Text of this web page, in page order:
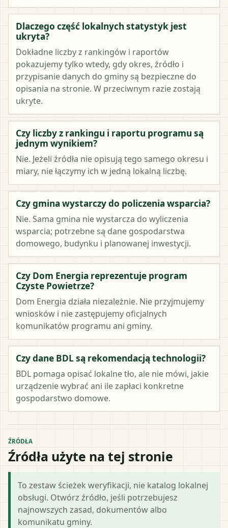
Dlaczego część lokalnych statystyk jest
ukryta?
Dokładne liczby z rankingów i raportów
pokazujemy tylko wtedy, gdy okres, źródło i
przypisanie danych do gminy są bezpieczne do
opisania na stronie. W przeciwnym razie zostają
ukryte.
Czy liczby z rankingu i raportu programu są
jednym wynikiem?
Nie. Jeżeli źródła nie opisują tego samego okresu i
miary, nie łączymy ich w jedną lokalną liczbę.
Czy gmina wystarczy do policzenia wsparcia?
Nie. Sama gmina nie wystarcza do wyliczenia
wsparcia; potrzebne są dane gospodarstwa
domowego, budynku i planowanej inwestycji.
Czy Dom Energia reprezentuje program
Czyste Powietrze?
Dom Energia działa niezależnie. Nie przyjmujemy
wniosków i nie zastępujemy oficjalnych
komunikatów programu ani gminy.
Czy dane BDL są rekomendacją technologii?
BDL pomaga opisać lokalne tło, ale nie mówi, jakie
urządzenie wybrać ani ile zapłaci konkretne
gospodarstwo domowe.
ŹRÓDŁA
Źródła użyte na tej stronie
To zestaw ścieżek weryfikacji, nie katalog lokalnej
obsługi. Otwórz źródło, jeśli potrzebujesz
najnowszych zasad, dokumentów albo
komunikatu gminy.